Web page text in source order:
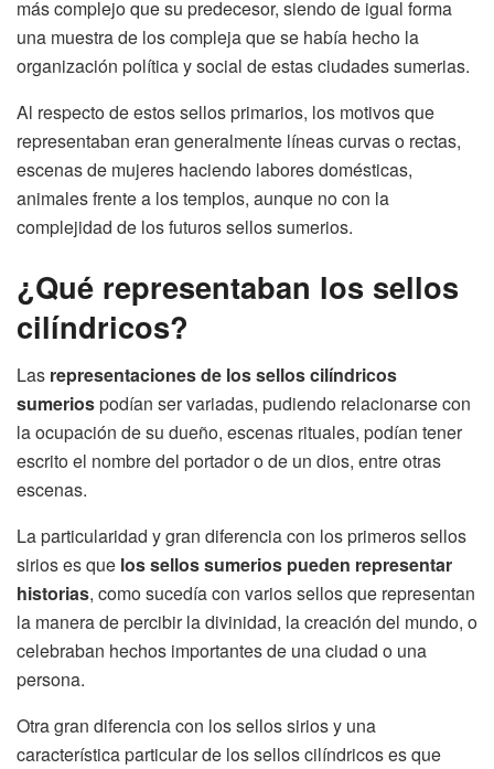
más complejo que su predecesor, siendo de igual forma
una muestra de los compleja que se había hecho la
organización política y social de estas ciudades sumerias.
Al respecto de estos sellos primarios, los motivos que
representaban eran generalmente líneas curvas o rectas,
escenas de mujeres haciendo labores domésticas,
animales frente a los templos, aunque no con la
complejidad de los futuros sellos sumerios.
¿Qué representaban los sellos
cilíndricos?
Las representaciones de los sellos cilíndricos
sumeriospodían ser variadas, pudiendo relacionarse con
la ocupación de su dueño, escenas rituales, podían tener
escrito el nombre del portador o de un dios, entre otras
escenas.
La particularidad y gran diferencia con los primeros sellos
sirios es que los sellos sumerios pueden representar
historias, como sucedía con varios sellos que representan
la manera de percibir la divinidad, la creación del mundo, o
celebraban hechos importantes de una ciudad o una
persona.
Otra gran diferencia con los sellos sirios y una
característica particular de los sellos cilíndricos es que